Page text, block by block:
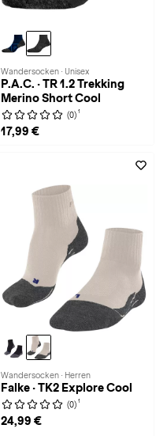
Wandersocken · Unisex
P.A.C. · TR 1.2 Trekking
Merino Short Cool
(0) 1
17,99 €
Wandersocken · Herren
Falke · TK2 Explore Cool
(0) 1
24,99 €